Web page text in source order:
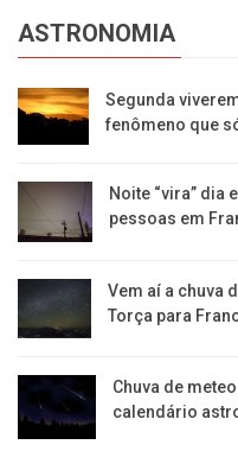
ASTRONOMIA
Segunda
fenômeno que
Noite “vira” dia
pessoas em
Vem aí a chuva
Torça para
Chuva de
calendário